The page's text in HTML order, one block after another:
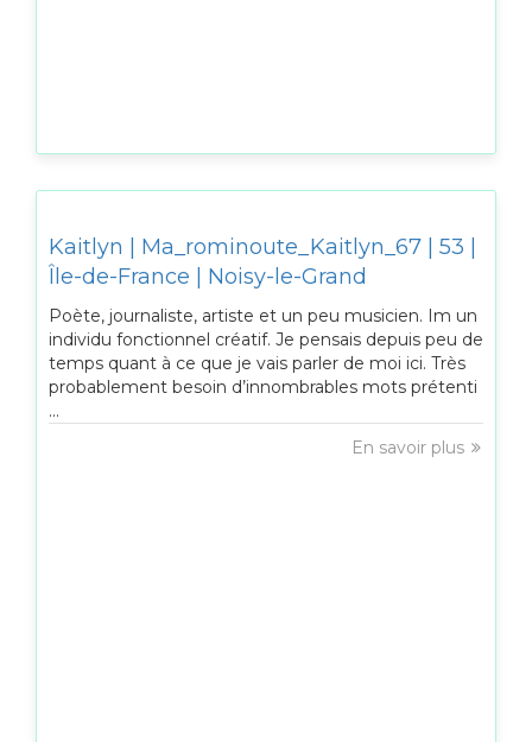
Kaitlyn | Ma_rominoute_Kaitlyn_67 | 53 |
Île-de-France | Noisy-le-Grand
Poète, journaliste, artiste et un peu musicien. Im un
individu fonctionnel créatif. Je pensais depuis peu de
temps quant à ce que je vais parler de moi ici. Très
probablement besoin d’innombrables mots prétenti
...
En savoir plus